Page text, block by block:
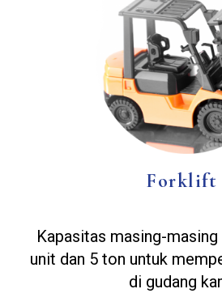
Forklift
Kapasitas masing-
unit dan 5 ton untuk
di gudang